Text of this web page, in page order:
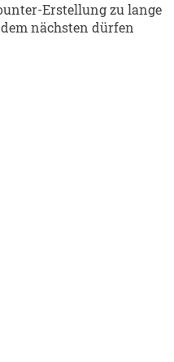
Erstellung zu lange
nächsten dürfen